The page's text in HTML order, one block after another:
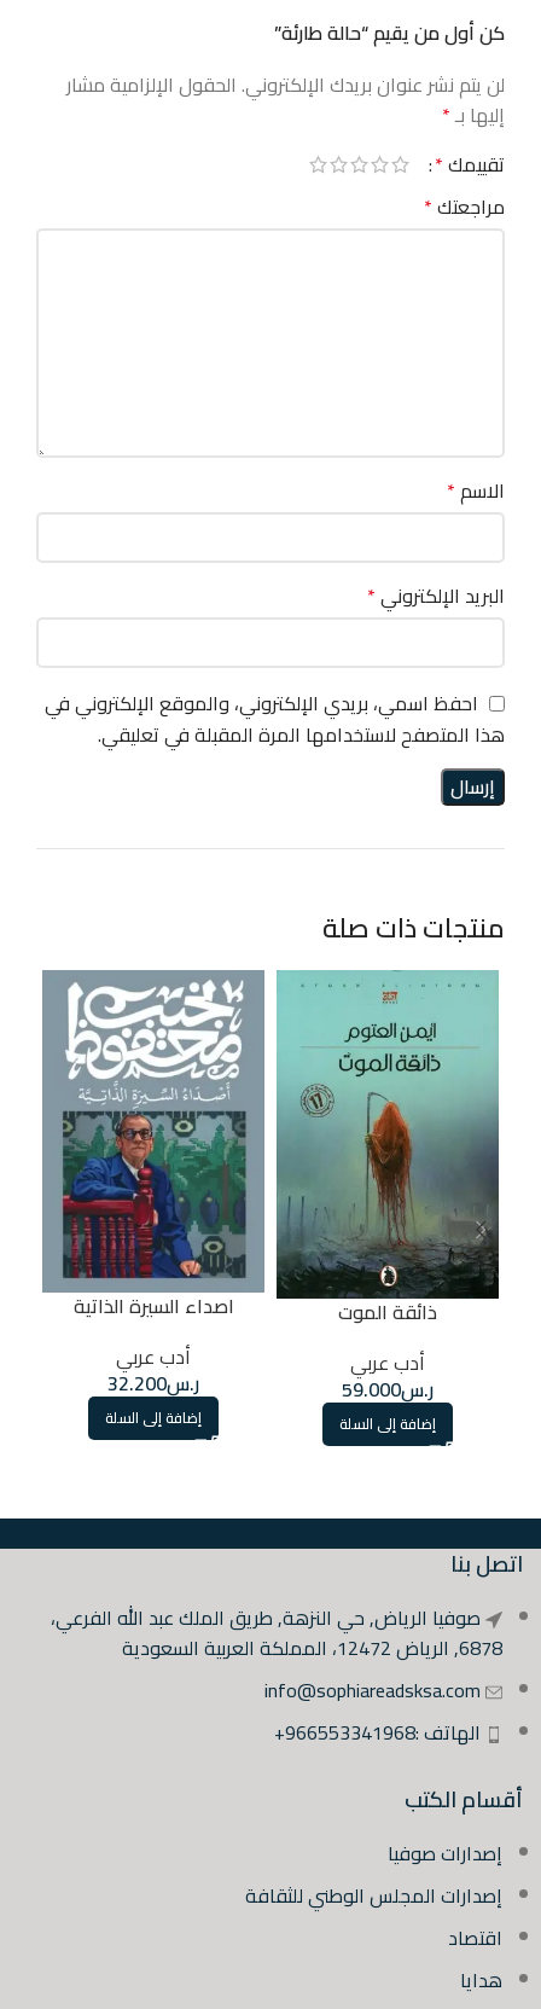
كن أول من يقيم “حالة طارئة”
لن يتم نشر عنوان بريدك الإلكتروني. الحقول الإلزامية مشار
إليها بـ*
تقييمك*
مراجعتك*
الاسم*
البريد الإلكتروني*
احفظ اسمي، بريدي الإلكتروني، والموقع الإلكتروني في
هذا المتصفح لاستخدامها المرة المقبلة في تعليقي.
منتجات ذات صلة
ذائقة الموت
أدب عربي
ر.س59.000
إضافة إلى السلة
اصداء السيرة الذاتية
أدب عربي
ر.س32.200
إضافة إلى السلة
اتصل بنا
صوفيا الرياض, حي النزهة, طريق الملك عبد الله الفرعي،
6878, الرياض 12472، المملكة العربية السعودية
info@sophiareadsksa.com
الهاتف :966553341968+
أقسام الكتب
إصدارات صوفيا
إصدارات المجلس الوطني للثقافة
اقتصاد
هدايا